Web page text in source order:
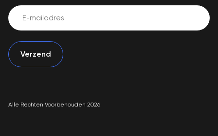
Email
(Vereist)
Alle Rechten Voorbehouden 2026